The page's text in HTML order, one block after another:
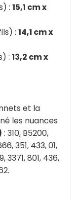
: 15,1 cm x
: 14,1 cm x
: 13,2 cm x
et la
les nuances
: 310, B5200,
351, 433, 01,
3371, 801, 436,